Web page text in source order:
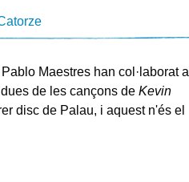
Maestres han col·laborat a
de les cançons de Kevin
disc de Palau, i aquest n'és el